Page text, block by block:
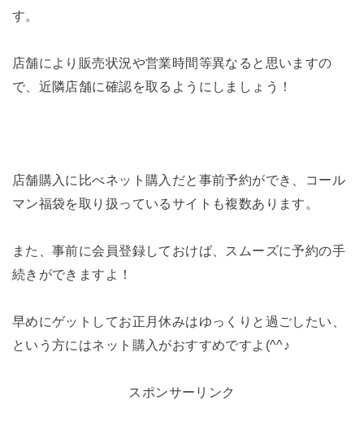
す。
店舗により販売状況や営業時間等異なると思いますの
で、近隣店舗に確認を取るようにしましょう！
店舗購入に比べネット購入だと事前予約ができ、コール
マン福袋を取り扱っているサイトも複数あります。
また、事前に会員登録しておけば、スムーズに予約の手
続きができますよ！
早めにゲットしてお正月休みはゆっくりと過ごしたい、
という方にはネット購入がおすすめですよ(^^♪
スポンサーリンク